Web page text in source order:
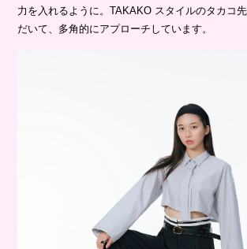
力を入れるように。TAKAKO スタイルのタカコ
だいて、多角的にアプローチしています。